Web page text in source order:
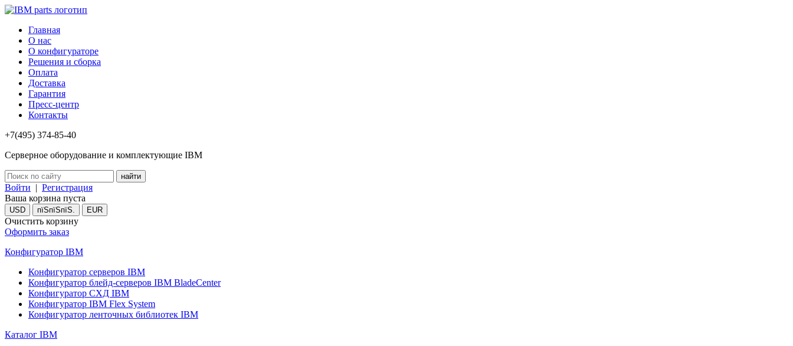
Главная
О нас
О конфигураторе
Решения и сборка
Оплата
Доставка
Гарантия
Пресс-центр
Контакты
+7(495) 374-85-40
Серверное оборудование и комплектующие IBM
Войти | Регистрация
Ваша корзина пуста
USD пїЅпїЅпїЅ. EUR
Очистить корзину
Оформить заказ
Конфигуратор IBM
Конфигуратор серверов IBM
Конфигуратор блейд-серверов IBM BladeCenter
Конфигуратор СХД IBM
Конфигуратор IBM Flex System
Конфигуратор ленточных библиотек IBM
Каталог IBM